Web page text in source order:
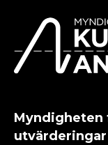
utvärderingar